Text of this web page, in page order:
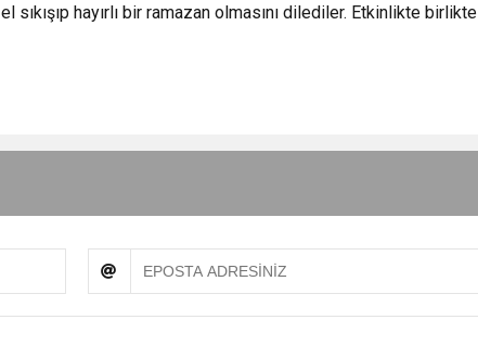
hayırlı bir ramazan olmasını dilediler. Etkinlikte birlikte